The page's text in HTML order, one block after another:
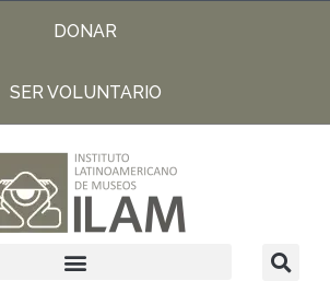
DONAR
SER VOLUNTARIO